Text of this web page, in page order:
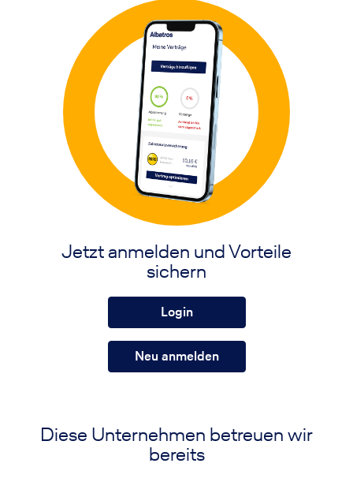
Jetzt anmelden und Vorteile
sichern
Login
Neu anmelden
Diese Unternehmen betreuen wir
bereits